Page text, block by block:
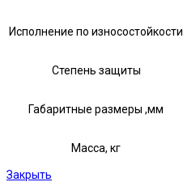
Исполнение по износостойкости
Степень защиты
Габаритные размеры ,мм
Масса, кг
Закрыть